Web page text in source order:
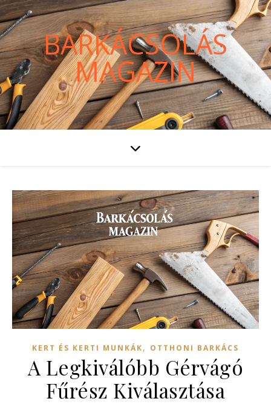
BARKÁCSOLÁS
MAGAZIN
KERT ÉS KERTI MUNKÁK, OTTHONI BARKÁCS
A Legkiválóbb Gérvágó
Fűrész Kiválasztása